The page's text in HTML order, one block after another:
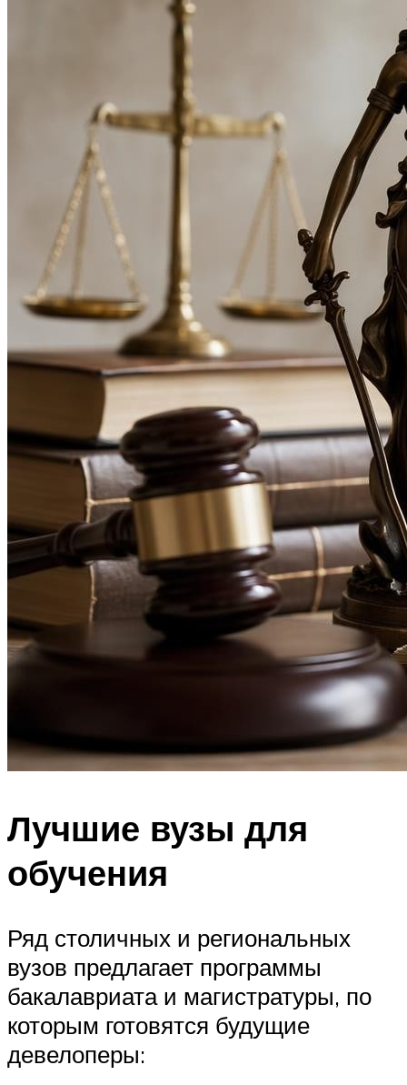
Лучшие вузы для
обучения
Ряд столичных и региональных
вузов предлагает программы
бакалавриата и магистратуры, по
которым готовятся будущие
девелоперы: